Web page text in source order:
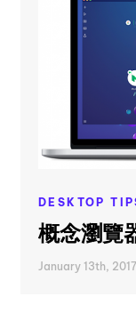
DESKTOP
概念瀏覽
January 13th, 2017